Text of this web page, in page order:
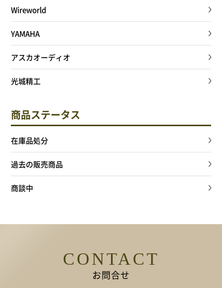
Wireworld
YAMAHA
アスカオーディオ
光城精工
商品ステータス
在庫品処分
過去の販売商品
商談中
CONTACT
お問合せ